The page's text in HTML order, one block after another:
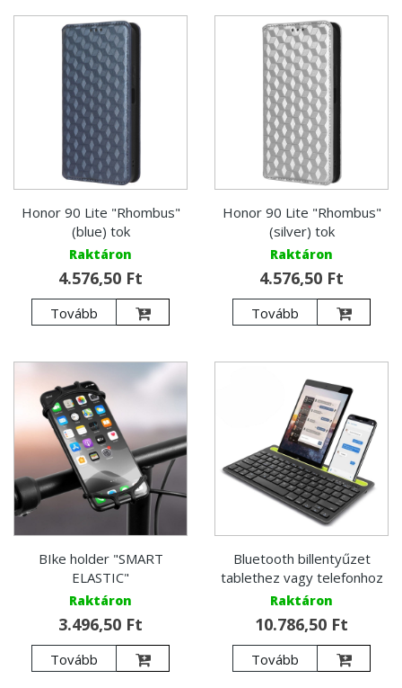
Honor 90 Lite "Rhombus"
(blue) tok
Raktáron
4.576,50 Ft
Tovább
Honor 90 Lite "Rhombus"
(silver) tok
Raktáron
4.576,50 Ft
Tovább
BIke holder "SMART
ELASTIC"
Raktáron
3.496,50 Ft
Tovább
Bluetooth billentyűzet
tablethez vagy telefonhoz
Raktáron
10.786,50 Ft
Tovább